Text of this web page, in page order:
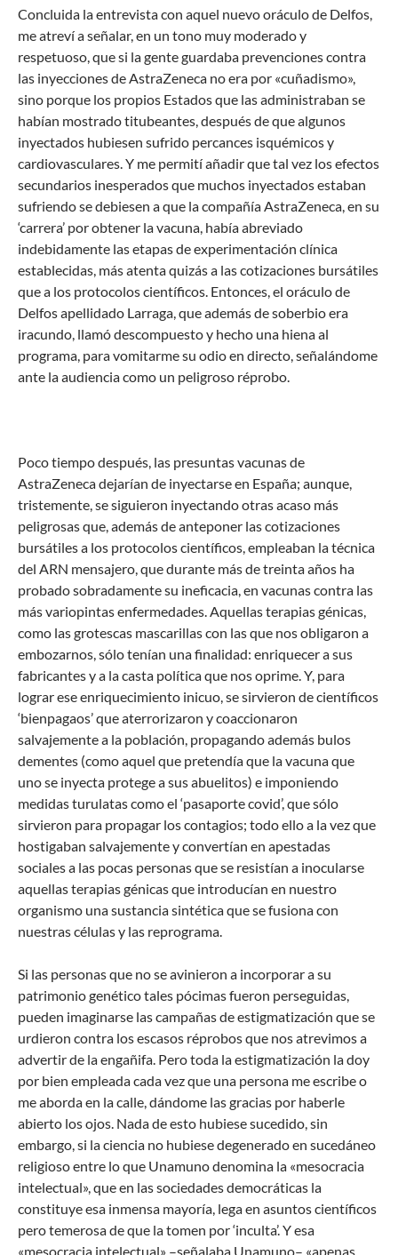
Concluida la entrevista con aquel nuevo oráculo de Delfos,
me atreví a señalar, en un tono muy moderado y
respetuoso, que si la gente guardaba prevenciones contra
las inyecciones de AstraZeneca no era por «cuñadismo»,
sino porque los propios Estados que las administraban se
habían mostrado titubeantes, después de que algunos
inyectados hubiesen sufrido percances isquémicos y
cardiovasculares. Y me permití añadir que tal vez los efectos
secundarios inesperados que muchos inyectados estaban
sufriendo se debiesen a que la compañía AstraZeneca, en su
‘carrera’ por obtener la vacuna, había abreviado
indebidamente las etapas de experimentación clínica
establecidas, más atenta quizás a las cotizaciones bursátiles
que a los protocolos científicos. Entonces, el oráculo de
Delfos apellidado Larraga, que además de soberbio era
iracundo, llamó descompuesto y hecho una hiena al
programa, para vomitarme su odio en directo, señalándome
ante la audiencia como un peligroso réprobo.
Poco tiempo después, las presuntas vacunas de
AstraZeneca dejarían de inyectarse en España; aunque,
tristemente, se siguieron inyectando otras acaso más
peligrosas que, además de anteponer las cotizaciones
bursátiles a los protocolos científicos, empleaban la técnica
del ARN mensajero, que durante más de treinta años ha
probado sobradamente su ineficacia, en vacunas contra las
más variopintas enfermedades. Aquellas terapias génicas,
como las grotescas mascarillas con las que nos obligaron a
embozarnos, sólo tenían una finalidad: enriquecer a sus
fabricantes y a la casta política que nos oprime. Y, para
lograr ese enriquecimiento inicuo, se sirvieron de científicos
‘bienpagaos’ que aterrorizaron y coaccionaron
salvajemente a la población, propagando además bulos
dementes (como aquel que pretendía que la vacuna que
uno se inyecta protege a sus abuelitos) e imponiendo
medidas turulatas como el ‘pasaporte covid’, que sólo
sirvieron para propagar los contagios; todo ello a la vez que
hostigaban salvajemente y convertían en apestadas
sociales a las pocas personas que se resistían a inocularse
aquellas terapias génicas que introducían en nuestro
organismo una sustancia sintética que se fusiona con
nuestras células y las reprograma.
Si las personas que no se avinieron a incorporar a su
patrimonio genético tales pócimas fueron perseguidas,
pueden imaginarse las campañas de estigmatización que se
urdieron contra los escasos réprobos que nos atrevimos a
advertir de la engañifa. Pero toda la estigmatización la doy
por bien empleada cada vez que una persona me escribe o
me aborda en la calle, dándome las gracias por haberle
abierto los ojos. Nada de esto hubiese sucedido, sin
embargo, si la ciencia no hubiese degenerado en sucedáneo
religioso entre lo que Unamuno denomina la «mesocracia
intelectual», que en las sociedades democráticas la
constituye esa inmensa mayoría, lega en asuntos científicos
pero temerosa de que la tomen por ‘inculta’. Y esa
«mesocracia intelectual» –señalaba Unamuno– «apenas